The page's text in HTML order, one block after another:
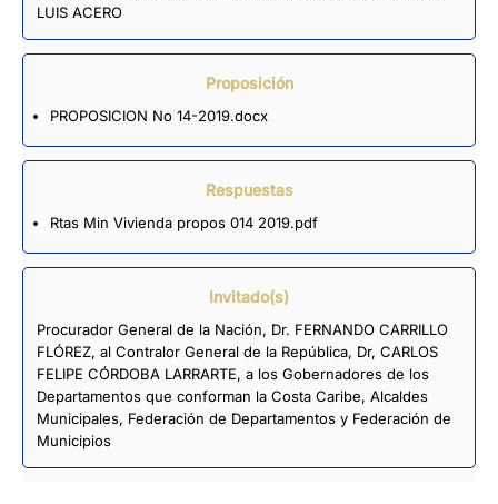
LUIS ACERO
Proposición
PROPOSICION No 14-2019.docx
Respuestas
Rtas Min Vivienda propos 014 2019.pdf
Invitado(s)
Procurador General de la Nación, Dr. FERNANDO CARRILLO
FLÓREZ, al Contralor General de la República, Dr, CARLOS
FELIPE CÓRDOBA LARRARTE, a los Gobernadores de los
Departamentos que conforman la Costa Caribe, Alcaldes
Municipales, Federación de Departamentos y Federación de
Municipios